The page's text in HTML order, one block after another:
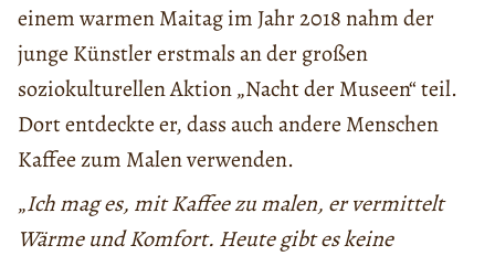
einem warmen Maitag im Jahr 2018 nahm der
junge Künstler erstmals an der großen
soziokulturellen Aktion „Nacht der Museen“ teil.
Dort entdeckte er, dass auch andere Menschen
Kaffee zum Malen verwenden.
„Ich mag es, mit Kaffee zu malen, er vermittelt
Wärme und Komfort. Heute gibt es keine